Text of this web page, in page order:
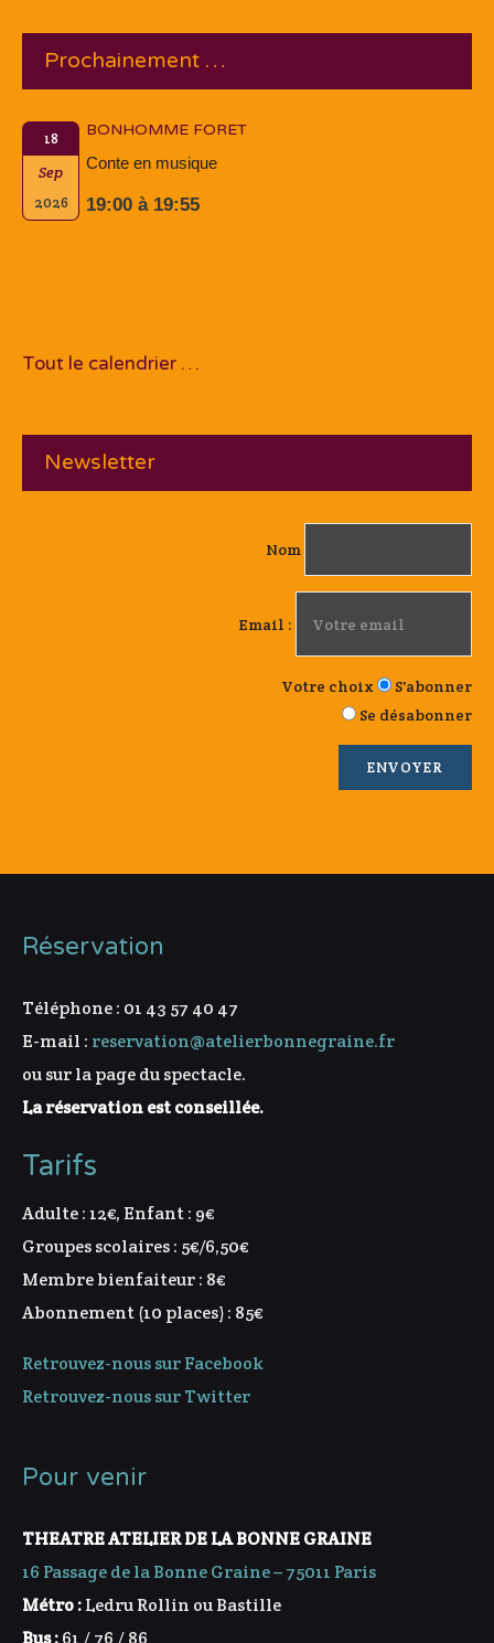
Prochainement …
18
Sep
2026
BONHOMME FORET
Conte en musique
19:00 à 19:55
Tout le calendrier …
Newsletter
Nom
Email :
Votre choix
S'abonner
Se désabonner
Réservation
Téléphone : 01 43 57 40 47
E-mail : reservation@atelierbonnegraine.fr
ou sur la page du spectacle.
La réservation est conseillée.
Tarifs
Adulte : 12€, Enfant : 9€
Groupes scolaires : 5€/6,50€
Membre bienfaiteur : 8€
Abonnement (10 places) : 85€
Retrouvez-nous sur Facebook
Retrouvez-nous sur Twitter
Pour venir
THEATRE ATELIER DE LA BONNE GRAINE
16 Passage de la Bonne Graine – 75011 Paris
Métro :Ledru Rollin ou Bastille
Bus :61 / 76 / 86